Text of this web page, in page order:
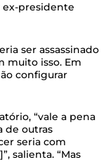
ex-presidente
ser assassinado
muito isso. Em
configurar
“vale a pena
de outras
seria com
salienta. “Mas